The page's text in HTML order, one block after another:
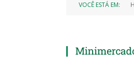
VOCÊ ESTÁ EM: